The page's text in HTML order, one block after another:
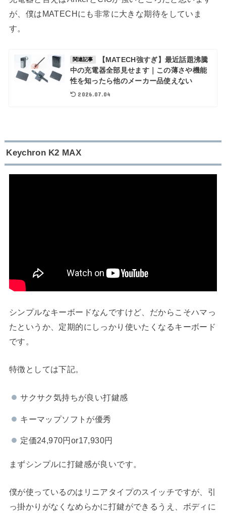
が、僕はMATECHにも非常に大きな期待をしていま
す。
関連記事
【MATECH強すぎ】最近話題沸騰
中の充電器全部見せます｜この薄さや機能
性を知ったら他のメーカー品使えない
2026.07.04
Keychron K2 MAX
シンプルなキーボードなんですけど、だからこそハマっ
たというか、定期的にしっかり使いたくなるキーボード
です。
特徴としては下記。
サクサク気持ちが良い打鍵感
キーマップソフトが優秀
定価24,970円or17,930円
まずシンプルに打鍵感が良いです。
僕が使っているのはリニアタイプのスイッチですが、引
っ掛かりがなくなめらかに打鍵ができるうえ、ボディに